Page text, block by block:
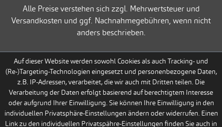
Alle Preise verstehen sich zzgl. Mehrwertsteuer und
Versandkosten und ggf. Nachnahmegebühren, wenn nicht
anders beschrieben.
Auf dieser Website werden sowohl Cookies als auch Tracking- und
(Re-)Targeting-Technologien eingesetzt und personenbezogene Daten,
z.B. IP-Adressen, verarbeitet, die wir auch mit Dritten teilen. Die
Verarbeitung der Daten erfolgt basierend auf berechtigtem Interesse
oder aufgrund Ihrer Einwilligung. Sie können Ihre Einwilligung in den
individuellen Privatsphäre-Einstellungen ändern oder widerrufen. Einen
Link zu den individuellen Privatspähre-Einstellungen finden Sie auch in